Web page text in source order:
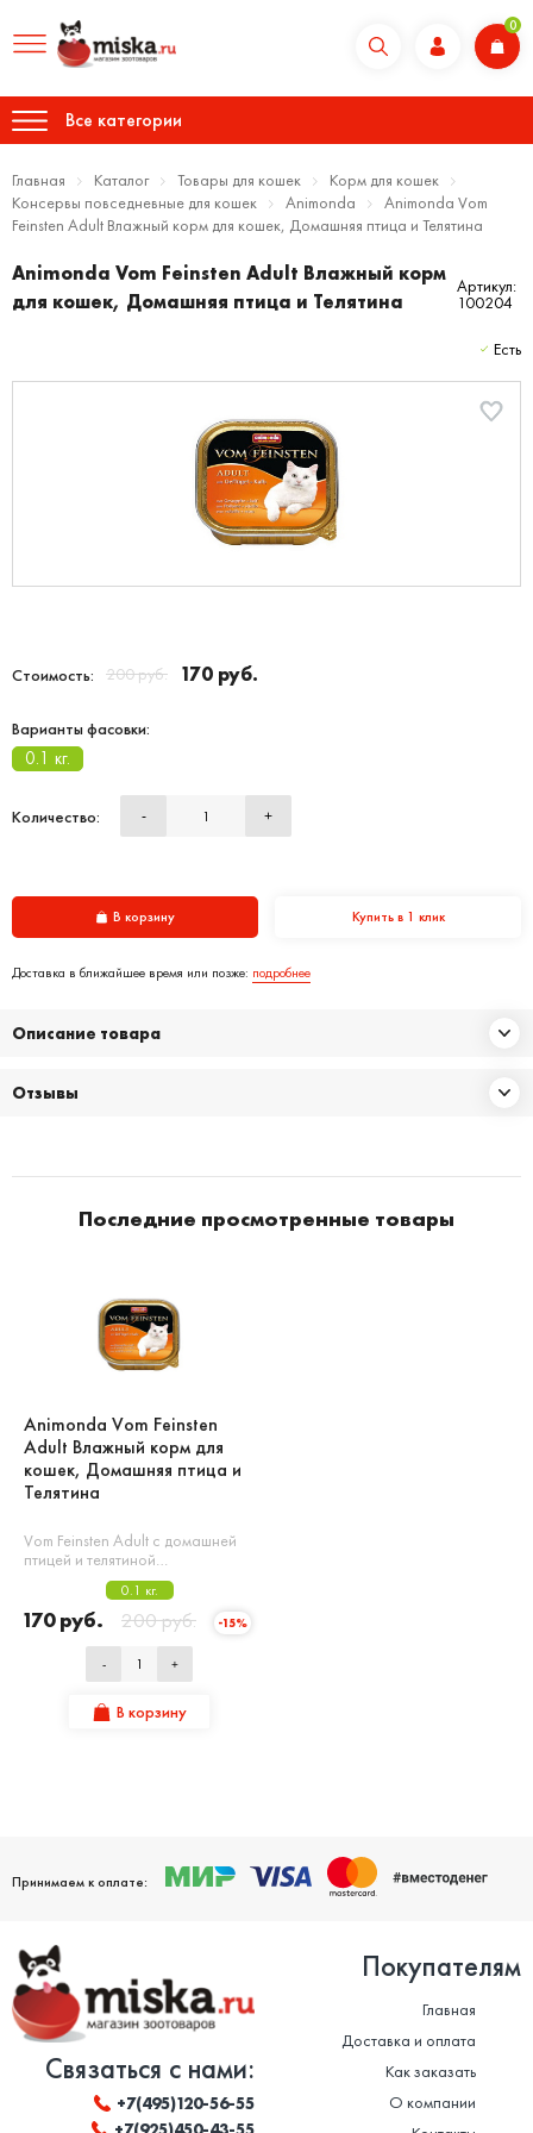
0
Все категории
Главная Каталог Товары для кошек
Корм для кошек
Консервы повседневные для кошек
Animonda
Animonda Vom
Feinsten Adult Влажный корм для кошек, Домашняя птица и Телятина
Animonda Vom Feinsten Adult Влажный корм
для кошек, Домашняя птица и Телятина
Артикул:
100204
Есть
Стоимость: 200 руб. 170 руб.
Варианты фасовки:
0.1 кг.
Количество: - +
В корзину Купить в 1 клик
Доставка в ближайшее время или позже: подробнее
Описание товара
Отзывы
Последние просмотренные товары
Animonda Vom Feinsten
Adult Влажный корм для
кошек, Домашняя птица и
Телятина
Vom Feinsten Adult с домашней
птицей и телятиной…
0.1 кг.
170 руб. 200 руб. -15%
- +
В корзину
Принимаем к оплате:
Связаться с нами:
+7(495)120-56-55
Покупателям
Главная
Доставка и оплата
Как заказать
О компании